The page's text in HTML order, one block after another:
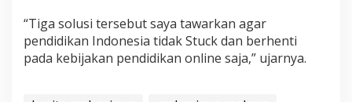
“Tiga solusi tersebut saya tawarkan agar
pendidikan Indonesia tidak Stuck dan berhenti
pada kebijakan pendidikan online saja,” ujarnya.